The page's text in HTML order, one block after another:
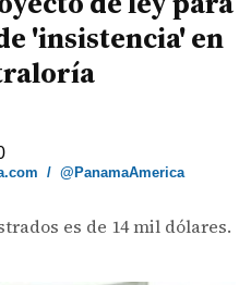
'insistencia' en
/@PanamaAmerica
es de 14 mil dólares.